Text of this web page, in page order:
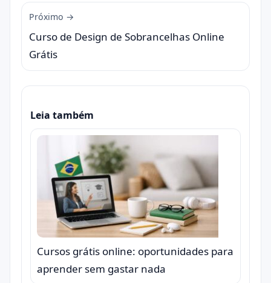
Próximo →
Curso de Design de Sobrancelhas Online
Grátis
Leia também
Cursos grátis online: oportunidades para
aprender sem gastar nada